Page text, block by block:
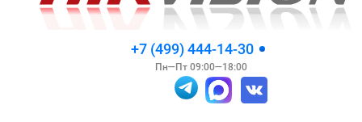
+7 (499) 444-14-30
Пн—Пт 09:00—18:00